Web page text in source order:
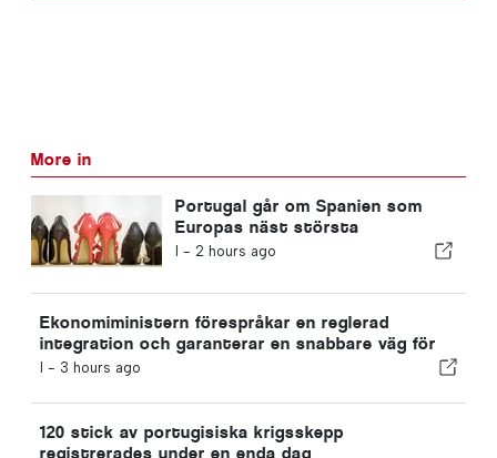
More in
Portugal går om Spanien som
Europas näst största
skotillverkare
I - 2 hours ago
Ekonomiministern förespråkar en reglerad
integration och garanterar en snabbare väg för
invandrare
I - 3 hours ago
120 stick av portugisiska krigsskepp
registrerades under en enda dag